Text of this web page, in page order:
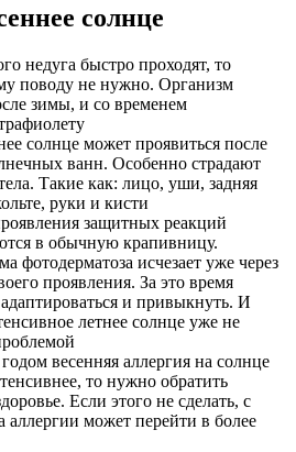
солнце
недуга быстро проходят, то
поводу не нужно. Организм
зимы, и со временем
солнце может проявиться после
ванн. Особенно страдают
Такие как: лицо, уши, задняя
руки и кисти
защитных реакций
в обычную крапивницу.
фотодерматоза исчезает уже через
проявления. За это время
и привыкнуть. И
летнее солнце уже не
весенняя аллергия на солнце
то нужно обратить
Если этого не сделать, с
аллергии может перейти в более